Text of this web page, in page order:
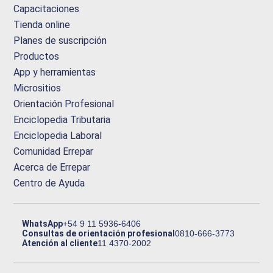
Capacitaciones
Tienda online
Planes de suscripción
Productos
App y herramientas
Micrositios
Orientación Profesional
Enciclopedia Tributaria
Enciclopedia Laboral
Comunidad Errepar
Acerca de Errepar
Centro de Ayuda
WhatsApp+54 9 11 5936-6406
Consultas de orientación profesional0810-666-3773
Atención al cliente11 4370-2002